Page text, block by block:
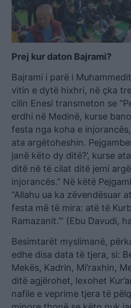
Prej kur daton Bajrami?
Bajrami i parë i
vitin e dytë hixhri, në çka
cilin Enesi transmeton se
erdhi në Medinë, kurse
festa nga koha e
ata argëtoheshin.
janë këto dy ditë?’, kurse
ditë në të cilat ditë jemi
injorancës.” Në këtë
“Allahu ua ka zëvendësuar
festa më të mira: atë të
Ramazanit.’” (Ebu Davudi,
Besimtarët myslimanë,
edhe disa data të tjera, si:
Mekës, Kadrin, Mi’raxhin,
ditë agjërohet, lexohet
nafile e veprime tjera të